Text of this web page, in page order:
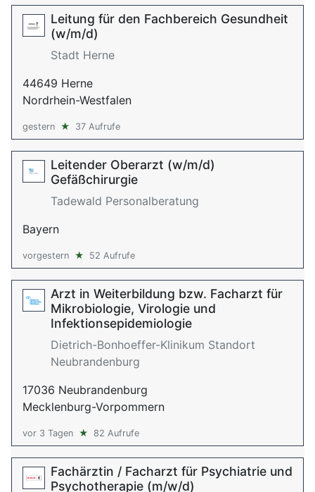
Leitung für den Fachbereich Gesundheit
(w/m/d)
Stadt Herne
44649 Herne
Nordrhein-Westfalen
gestern ★ 37 Aufrufe
Leitender Oberarzt (w/m/d)
Gefäßchirurgie
Tadewald Personalberatung
Bayern
vorgestern ★ 52 Aufrufe
Arzt in Weiterbildung bzw. Facharzt für
Mikrobiologie, Virologie und
Infektionsepidemiologie
Dietrich-Bonhoeffer-Klinikum Standort
Neubrandenburg
17036 Neubrandenburg
Mecklenburg-Vorpommern
vor 3 Tagen ★ 82 Aufrufe
Fachärztin / Facharzt für Psychiatrie und
Psychotherapie (m/w/d)